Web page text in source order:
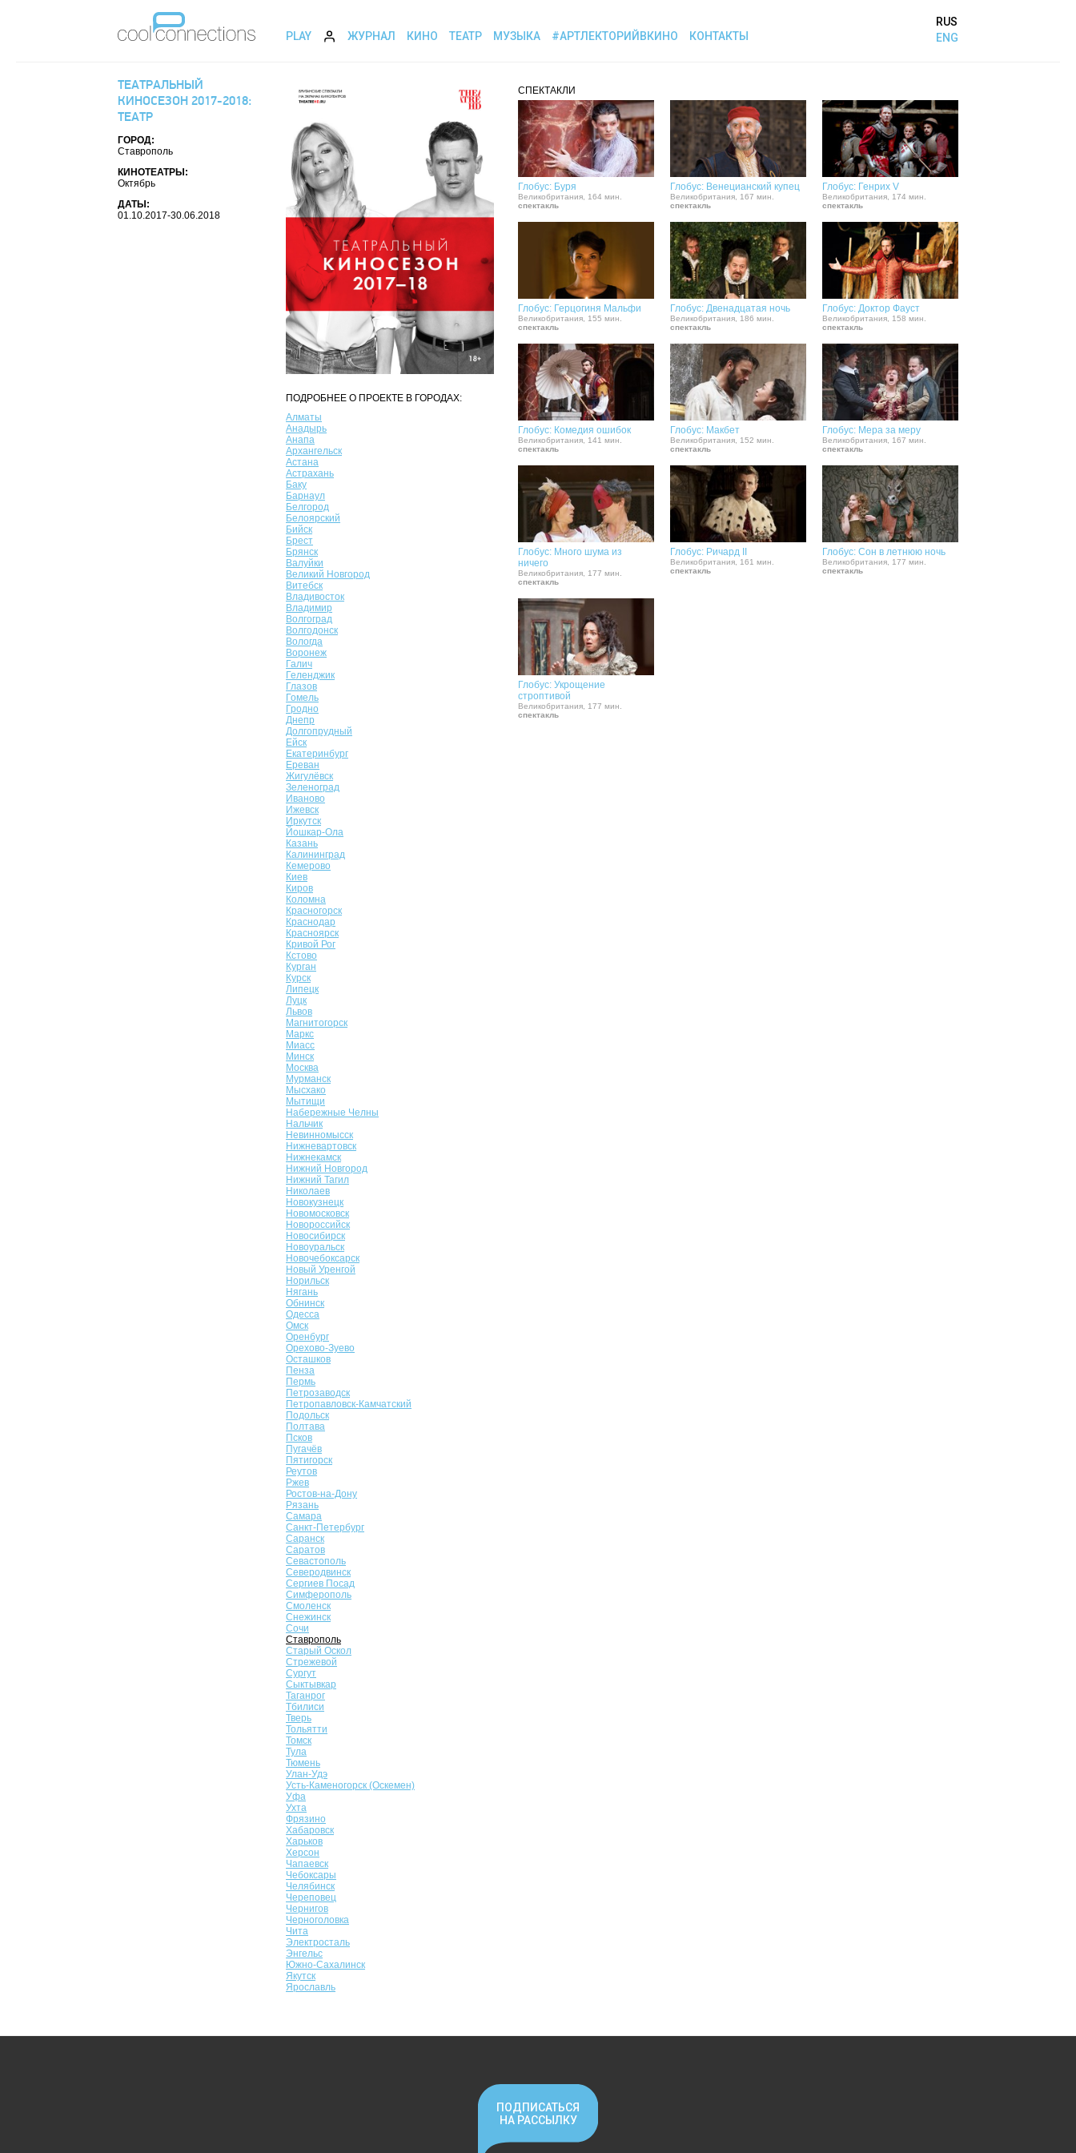
PLAY ЖУРНАЛ КИНО ТЕАТР МУЗЫКА #АРТЛЕКТОРИЙВКИНО КОНТАКТЫ
RUS
ENG
ТЕАТРАЛЬНЫЙ
КИНОСЕЗОН 2017-2018:
ТЕАТР
ГОРОД:
Ставрополь
КИНОТЕАТРЫ:
Октябрь
ДАТЫ:
01.10.2017-30.06.2018
ПОДРОБНЕЕ О ПРОЕКТЕ В ГОРОДАХ:
Алматы
Анадырь
Анапа
Архангельск
Астана
Астрахань
Баку
Барнаул
Белгород
Белоярский
Бийск
Брест
Брянск
Валуйки
Великий Новгород
Витебск
Владивосток
Владимир
Волгоград
Волгодонск
Вологда
Воронеж
Галич
Геленджик
Глазов
Гомель
Гродно
Днепр
Долгопрудный
Ейск
Екатеринбург
Ереван
Жигулёвск
Зеленоград
Иваново
Ижевск
Иркутск
Йошкар-Ола
Казань
Калининград
Кемерово
Киев
Киров
Коломна
Красногорск
Краснодар
Красноярск
Кривой Рог
Кстово
Курган
Курск
Липецк
Луцк
Львов
Магнитогорск
Маркс
Миасс
Минск
Москва
Мурманск
Мысхако
Мытищи
Набережные Челны
Нальчик
Невинномысск
Нижневартовск
Нижнекамск
Нижний Новгород
Нижний Тагил
Николаев
Новокузнецк
Новомосковск
Новороссийск
Новосибирск
Новоуральск
Новочебоксарск
Новый Уренгой
Норильск
Нягань
Обнинск
Одесса
Омск
Оренбург
Орехово-Зуево
Осташков
Пенза
Пермь
Петрозаводск
Петропавловск-Камчатский
Подольск
Полтава
Псков
Пугачёв
Пятигорск
Реутов
Ржев
Ростов-на-Дону
Рязань
Самара
Санкт-Петербург
Саранск
Саратов
Севастополь
Северодвинск
Сергиев Посад
Симферополь
Смоленск
Снежинск
Сочи
Ставрополь
Старый Оскол
Стрежевой
Сургут
Сыктывкар
Таганрог
Тбилиси
Тверь
Тольятти
Томск
Тула
Тюмень
Улан-Удэ
Усть-Каменогорск (Оскемен)
Уфа
Ухта
Фрязино
Хабаровск
Харьков
Херсон
Чапаевск
Чебоксары
Челябинск
Череповец
Чернигов
Черноголовка
Чита
Электросталь
Энгельс
Южно-Сахалинск
Якутск
Ярославль
СПЕКТАКЛИ
Глобус: Буря
Великобритания, 164 мин.
спектакль
Глобус: Венецианский купец
Великобритания, 167 мин.
спектакль
Глобус: Генрих V
Великобритания, 174 мин.
спектакль
Глобус: Герцогиня Мальфи
Великобритания, 155 мин.
спектакль
Глобус: Двенадцатая ночь
Великобритания, 186 мин.
спектакль
Глобус: Доктор Фауст
Великобритания, 158 мин.
спектакль
Глобус: Комедия ошибок
Великобритания, 141 мин.
спектакль
Глобус: Макбет
Великобритания, 152 мин.
спектакль
Глобус: Мера за меру
Великобритания, 167 мин.
спектакль
Глобус: Много шума из
ничего
Великобритания, 177 мин.
спектакль
Глобус: Ричард II
Великобритания, 161 мин.
спектакль
Глобус: Сон в летнюю ночь
Великобритания, 177 мин.
спектакль
Глобус: Укрощение
строптивой
Великобритания, 177 мин.
спектакль
ПОДПИСАТЬСЯ
НА РАССЫЛКУ